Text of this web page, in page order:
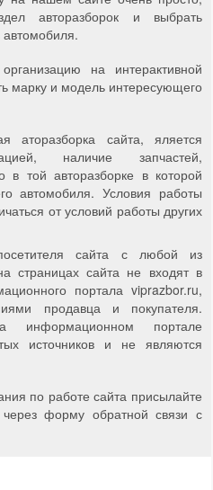
авторазборок и выбрать
на интерактивной
марку и модель интересующего
аторазборка сайта, яляется
наличие запчастей,
в той авторазборке в которой
автомобиля. Условия работы
от условий работы других
сайта с любой из
страницах сайта не входят в
портала viprazbor.ru,
продавца и покупателя.
портале
источников и не являются
по работе сайта присылайте
форму обратной связи с